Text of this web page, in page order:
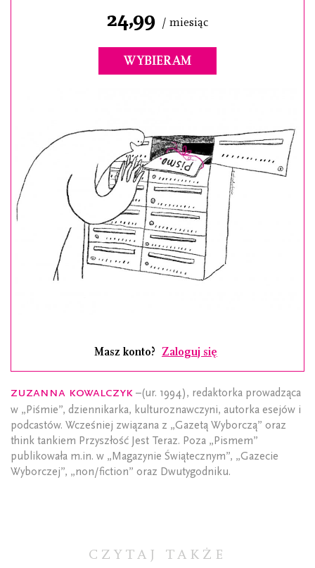
24,99 / miesiąc
WYBIERAM
Masz konto? Zaloguj się
Zuzanna Kowalczyk –(ur. 1994), redaktorka prowadząca
w „Piśmie”, dziennikarka, kulturoznawczyni, autorka esejów i
podcastów. Wcześniej związana z „Gazetą Wyborczą” oraz
think tankiem Przyszłość Jest Teraz. Poza „Pismem”
publikowała m.in. w „Magazynie Świątecznym”, „Gazecie
Wyborczej”, „non/fiction” oraz Dwutygodniku.
CZYTAJ TAKŻE